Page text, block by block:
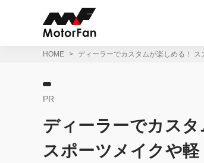
HOME ディーラーでカスタムが楽しめる！
PR
ディーラーでカスタ
スポーツメイクや軽